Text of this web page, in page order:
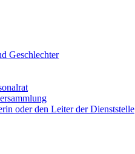
Geschlechter
oder den Leiter der Dienststelle